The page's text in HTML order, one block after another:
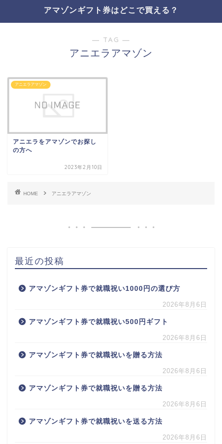
アマゾンギフト券はどこで買える？
― TAG ―
アニエラアマゾン
アニエラアマゾン
アニエラをアマゾンでお探し
の方へ
2023年2月10日
HOME アニエラアマゾン
最近の投稿
アマゾンギフト券で就職祝い1000円の選び方
2026年8月6日
アマゾンギフト券で就職祝い500円ギフト
2026年8月6日
アマゾンギフト券で就職祝いを贈る方法
2026年8月6日
アマゾンギフト券で就職祝いを贈る方法
2026年8月6日
アマゾンギフト券で就職祝いを送る方法
2026年8月6日